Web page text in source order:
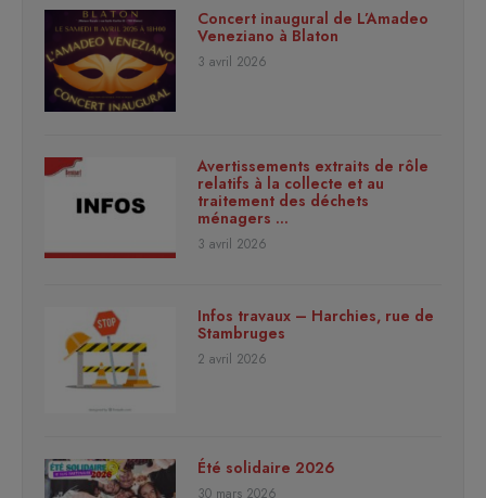
Concert inaugural de L’Amadeo
Veneziano à Blaton
3 avril 2026
Avertissements extraits de rôle
relatifs à la collecte et au
traitement des déchets
ménagers …
3 avril 2026
Infos travaux – Harchies, rue de
Stambruges
2 avril 2026
Été solidaire 2026
30 mars 2026